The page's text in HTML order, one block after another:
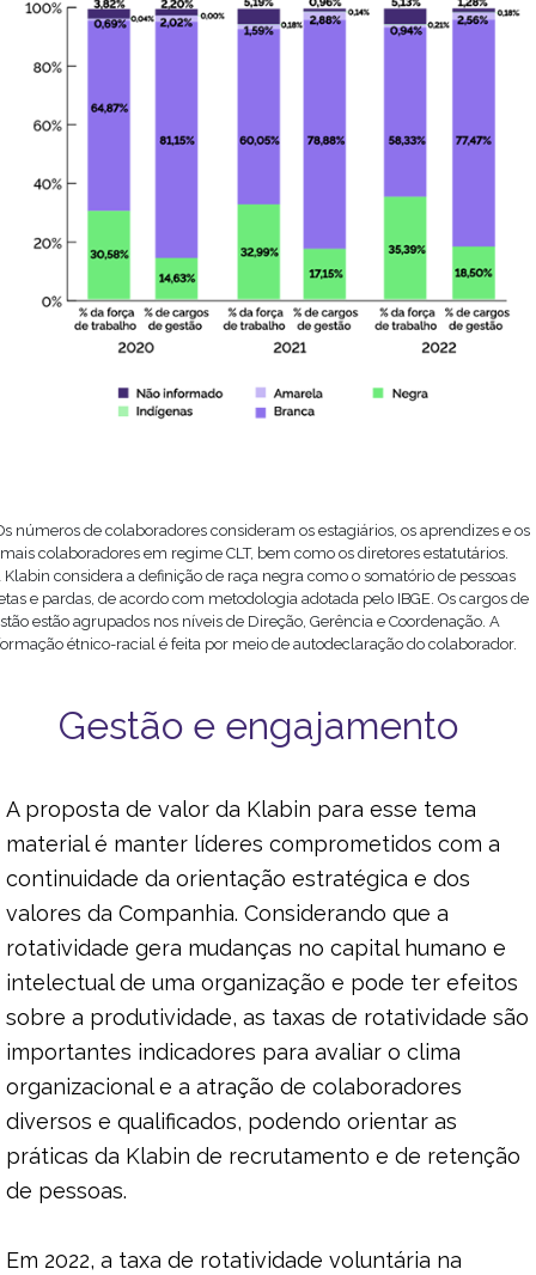
números de colaboradores consideram os estagiários, os aprendizes e os
colaboradores em regime CLT, bem como os diretores estatutários.
Klabin considera a definição de raça negra como o somatório de pessoas
e pardas, de acordo com metodologia adotada pelo IBGE. Os cargos de
estão agrupados nos níveis de Direção, Gerência e Coordenação. A
étnico-racial é feita por meio de autodeclaração do colaborador.
Gestão e engajamento
A proposta de valor da Klabin para esse tema
material é manter líderes comprometidos com a
continuidade da orientação estratégica e dos
valores da Companhia. Considerando que a
rotatividade gera mudanças no capital humano e
intelectual de uma organização e pode ter efeitos
sobre a produtividade, as taxas de rotatividade são
importantes indicadores para avaliar o clima
organizacional e a atração de colaboradores
diversos e qualificados, podendo orientar as
práticas da Klabin de recrutamento e de retenção
de pessoas.
Em 2022, a taxa de rotatividade voluntária na